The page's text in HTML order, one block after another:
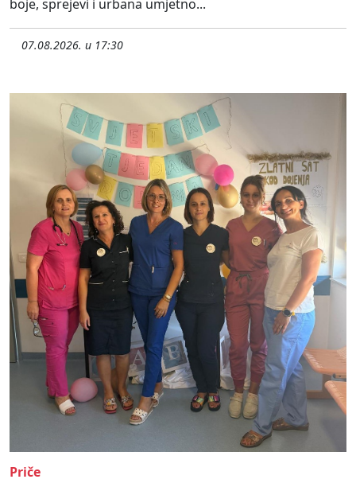
boje, sprejevi i urbana umjetno...
07.08.2026. u 17:30
Priče